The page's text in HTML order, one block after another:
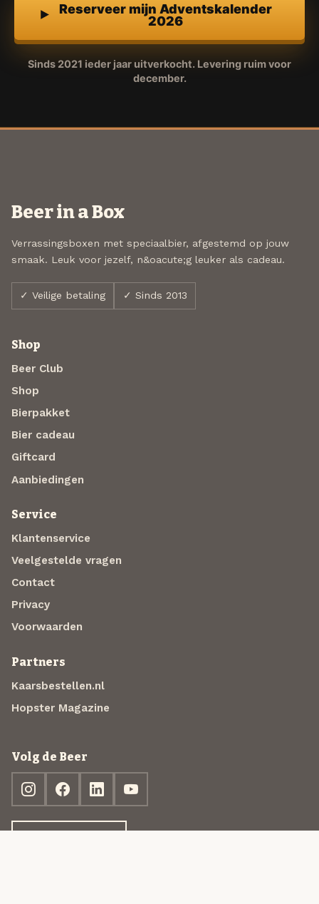
Reserveer mijn Adventskalender
2026
Sinds 2021 ieder jaar uitverkocht. Levering ruim voor
december.
Beer in a Box
Verrassingsboxen met speciaalbier, afgestemd op jouw
smaak. Leuk voor jezelf, n&oacute;g leuker als cadeau.
✓ Veilige betaling ✓ Sinds 2013
Shop
Beer Club
Shop
Bierpakket
Bier cadeau
Giftcard
Aanbiedingen
Service
Klantenservice
Veelgestelde vragen
Contact
Privacy
Voorwaarden
Partners
Kaarsbestellen.nl
Hopster Magazine
Volg de Beer